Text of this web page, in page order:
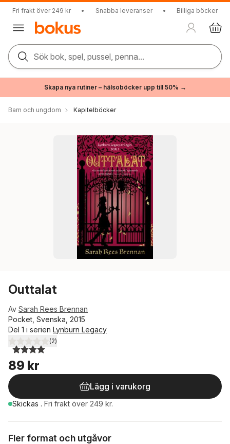
Fri frakt över 249 kr • Snabba leveranser • Billiga böcker
Sök bok, spel, pussel, penna...
Skapa nya rutiner – hälsoböcker upp till 50% →
Barn och ungdom Kapitelböcker
Outtalat
Av Sarah Rees Brennan
Pocket, Svenska, 2015
Del 1 i serien Lynburn Legacy
4,0utav 5 stjärnor. Totalt antal röster:
(2)
89 kr
Lägg i varukorg
Skickas . Fri frakt över 249 kr.
Fler format och utgåvor